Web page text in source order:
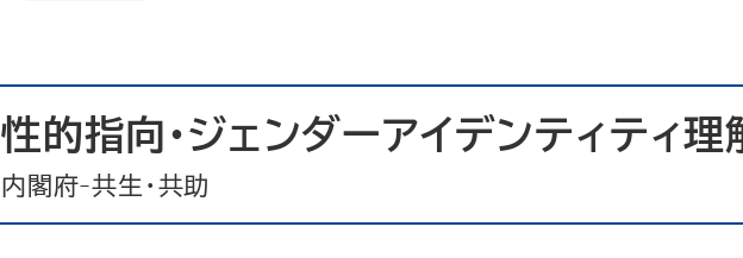
性的指向・ジェンダーアイデンティティ理
内閣府-共生・共助